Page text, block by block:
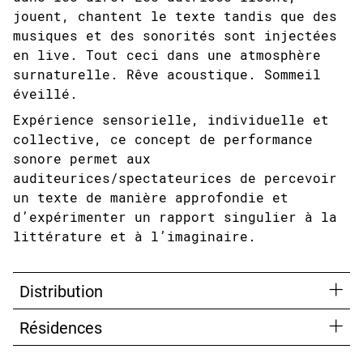
jouent, chantent le texte tandis que des
musiques et des sonorités sont injectées
en live. Tout ceci dans une atmosphère
surnaturelle. Rêve acoustique. Sommeil
éveillé.
Expérience sensorielle, individuelle et
collective, ce concept de performance
sonore permet aux
auditeurices/spectateurices de percevoir
un texte de manière approfondie et
d’expérimenter un rapport singulier à la
littérature et à l’imaginaire.
Distribution
Résidences